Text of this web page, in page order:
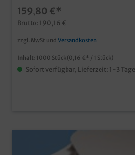
erhältlich Maschinenfest und stapelbar Professionelle
extrastarke Qualität (Abbildung kann Vergleichsartikel
zeigen)
159,80 €*
Brutto: 190,16 €
zzgl. MwSt und Versandkosten
Inhalt: 1000 Stück (0,16 €* / 1 Stück)
Sofort verfügbar, Lieferzeit: 1-3 Tage